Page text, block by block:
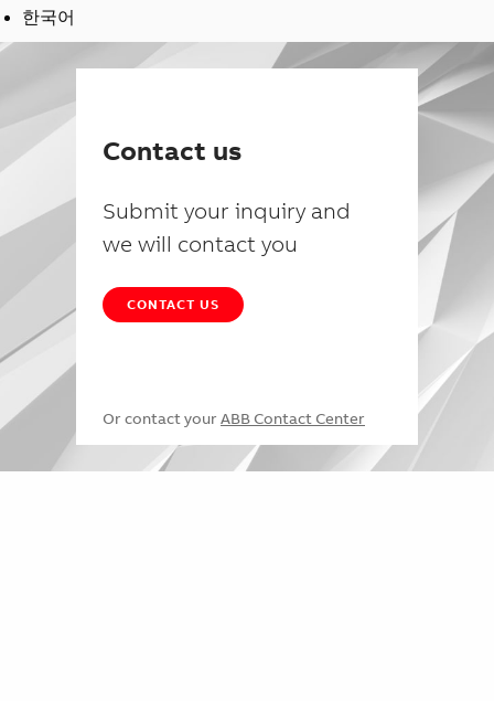
한국어
Contact us
Submit your inquiry and
we will contact you
CONTACT US
Or contact your ABB Contact Center